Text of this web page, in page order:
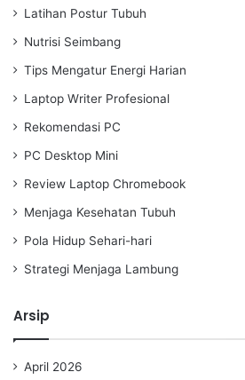
Latihan Postur Tubuh
Nutrisi Seimbang
Tips Mengatur Energi Harian
Laptop Writer Profesional
Rekomendasi PC
PC Desktop Mini
Review Laptop Chromebook
Menjaga Kesehatan Tubuh
Pola Hidup Sehari-hari
Strategi Menjaga Lambung
Arsip
April 2026